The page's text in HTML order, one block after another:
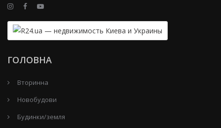
ГОЛОВНА
Вторинна
Новобудови
Будинки/земля